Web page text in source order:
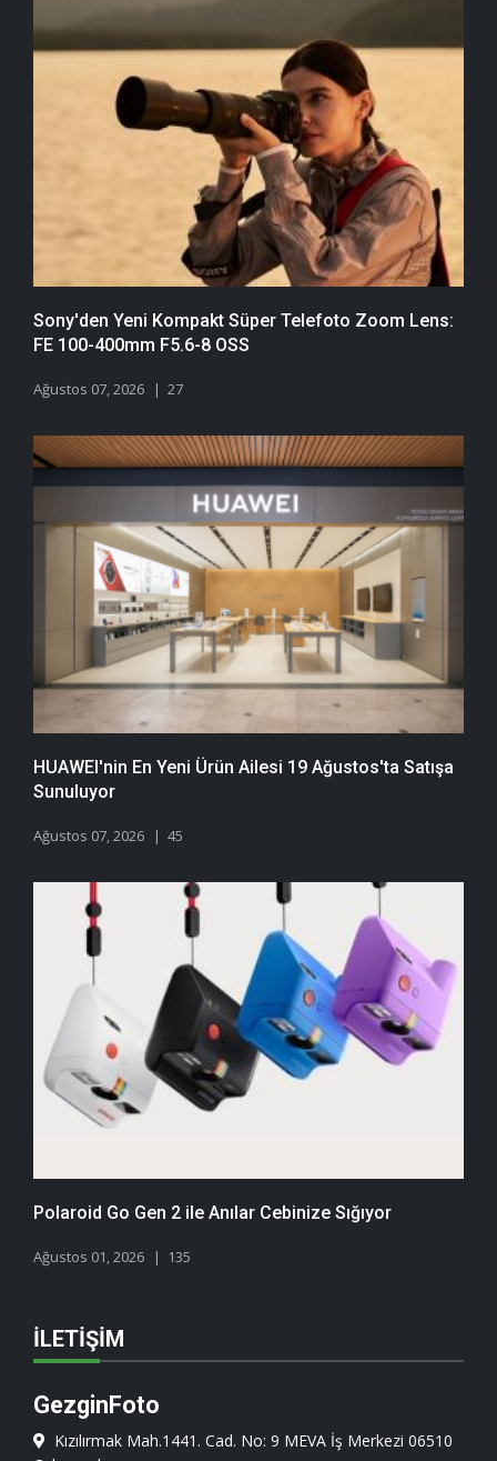
Sony'den Yeni Kompakt Süper Telefoto Zoom Lens:
FE 100-400mm F5.6-8 OSS
Ağustos 07, 2026 27
HUAWEI'nin En Yeni Ürün Ailesi 19 Ağustos'ta Satışa
Sunuluyor
Ağustos 07, 2026 45
Polaroid Go Gen 2 ile Anılar Cebinize Sığıyor
Ağustos 01, 2026 135
İLETIŞIM
GezginFoto
Kızılırmak Mah.1441. Cad. No: 9 MEVA İş Merkezi 06510